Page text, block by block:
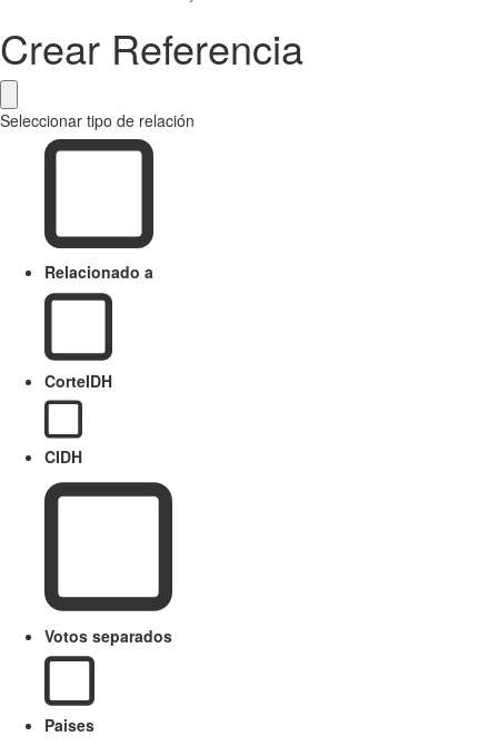
Crear Referencia
Seleccionar tipo de relación
Relacionado a
CorteIDH
CIDH
Votos separados
Paises